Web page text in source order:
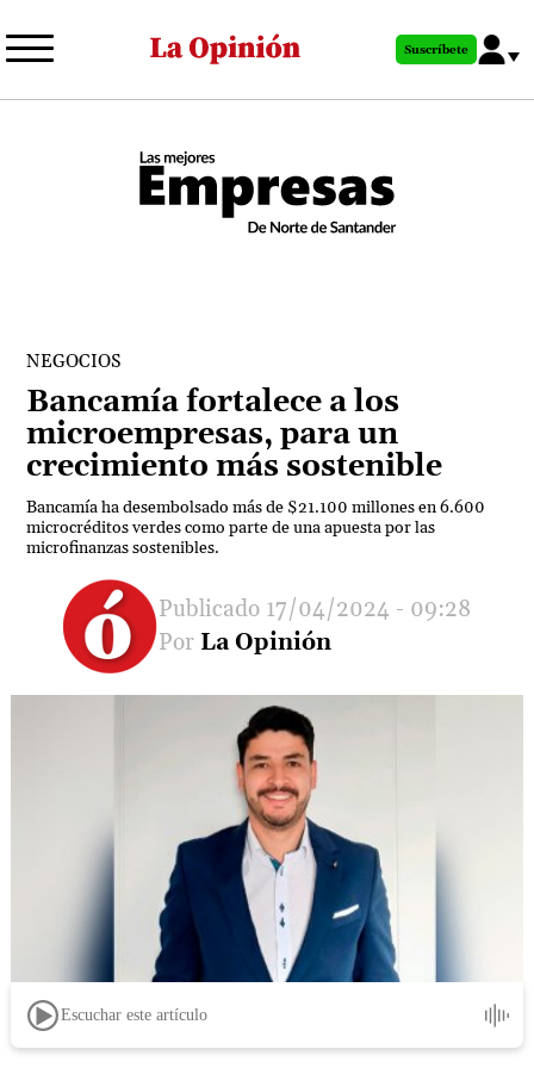
al
principal
Suscríbete
NEGOCIOS
Bancamía fortalece a los
microempresas, para un
crecimiento más sostenible
Bancamía ha desembolsado más de $21.100 millones en 6.600
microcréditos verdes como parte de una apuesta por las
microfinanzas sostenibles.
17/04/2024 - 09:28
La Opinión
Escuchar este artículo